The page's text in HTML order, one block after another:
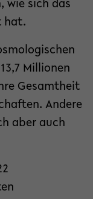
wie sich das
hat.
Millionen
Gesamtheit
Andere
aber auch